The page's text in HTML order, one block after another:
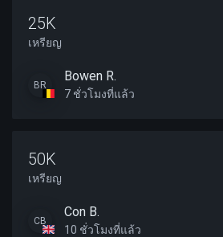
25K
เหรียญ
BR
Bowen R.
7 ชั่วโมงที่แล้ว
50K
เหรียญ
CB
Con B.
10 ชั่วโมงที่แล้ว